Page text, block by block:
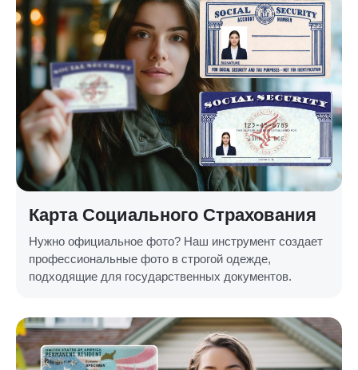
Карта Социального Страхования
Нужно официальное фото? Наш инструмент создает
профессиональные фото в строгой одежде,
подходящие для государственных документов.